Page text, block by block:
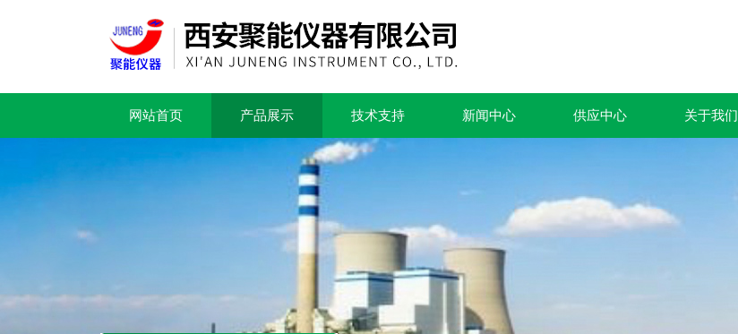
网站首页 产品展示 技术支持 新闻中心 供应中心 关于我们